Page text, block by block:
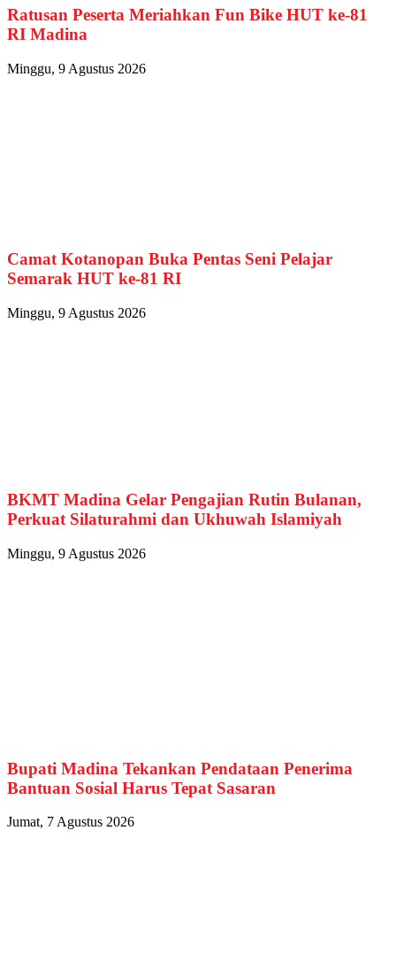
Ratusan Peserta Meriahkan Fun Bike HUT ke-81
RI Madina
Minggu, 9 Agustus 2026
Camat Kotanopan Buka Pentas Seni Pelajar
Semarak HUT ke-81 RI
Minggu, 9 Agustus 2026
BKMT Madina Gelar Pengajian Rutin Bulanan,
Perkuat Silaturahmi dan Ukhuwah Islamiyah
Minggu, 9 Agustus 2026
Bupati Madina Tekankan Pendataan Penerima
Bantuan Sosial Harus Tepat Sasaran
Jumat, 7 Agustus 2026